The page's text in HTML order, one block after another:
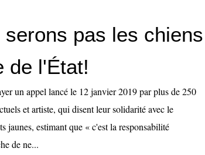
serons pas les chiens
de l'État!
un appel lancé le 12 janvier 2019 par plus de 250
et artiste, qui disent leur solidarité avec le
jaunes, estimant que « c'est la responsabilité
de ne...